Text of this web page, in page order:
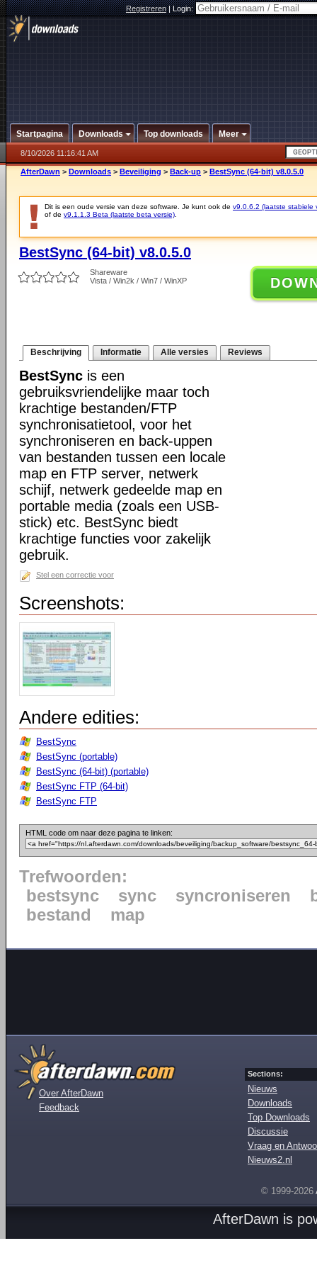
Registreren|Login:
Startpagina Downloads Top downloads Meer
8/10/2026 11:16:41 AM
AfterDawn > Downloads > Beveiliging > Back-up > BestSync (64-bit) v8.0.5.0
Dit is een oude versie van deze software. Je kunt ook de v9.0.6.2 (laatste stabiele
of de v9.1.1.3 Beta (laatste beta versie)
BestSync (64-bit) v8.0.5.0
Shareware
Vista / Win2k / Win7 / WinXP
Beschrijving Informatie Alle versies Reviews
BestSync is een
gebruiksvriendelijke maar toch
krachtige bestanden/FTP
synchronisatietool, voor het
synchroniseren en back-uppen
van bestanden tussen een locale
map en FTP server, netwerk
schijf, netwerk gedeelde map en
portable media (zoals een USB-
stick) etc. BestSync biedt
krachtige functies voor zakelijk
gebruik.
Stel een correctie voor
Screenshots:
Andere edities:
BestSync
BestSync (portable)
BestSync (64-bit) (portable)
BestSync FTP (64-bit)
BestSync FTP
HTML code om naar deze pagina te linken:
Trefwoorden:
bestsync
sync syncroniseren
bestand
map
Over AfterDawn
Feedback
Sections:
Nieuws
Downloads
Top Downloads
Discussie
Vraag en
Nieuws2.nl
© 1999-2026
AfterDawn is